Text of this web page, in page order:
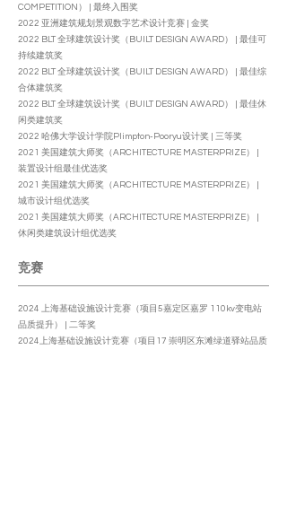
COMPETITION） | 最终入围奖
2022 亚洲建筑规划景观数字艺术设计竞赛 | 金奖
2022 BLT 全球建筑设计奖（BUILT DESIGN AWARD） | 最佳可
持续建筑奖
2022 BLT 全球建筑设计奖（BUILT DESIGN AWARD） | 最佳综
合体建筑奖
2022 BLT 全球建筑设计奖（BUILT DESIGN AWARD） | 最佳休
闲类建筑奖
2022 哈佛大学设计学院Plimpton-Pooryu设计奖 | 三等奖
2021 美国建筑大师奖（ARCHITECTURE MASTERPRIZE） |
装置设计组最佳优选奖
2021 美国建筑大师奖（ARCHITECTURE MASTERPRIZE） |
城市设计组优选奖
2021 美国建筑大师奖（ARCHITECTURE MASTERPRIZE） |
休闲类建筑设计组优选奖
竞赛
2024 上海基础设施设计竞赛（项目5嘉定区嘉罗 110kv变电站
品质提升） | 二等奖
2024上海基础设施设计竞赛（项目17 崇明区东滩绿道驿站品质